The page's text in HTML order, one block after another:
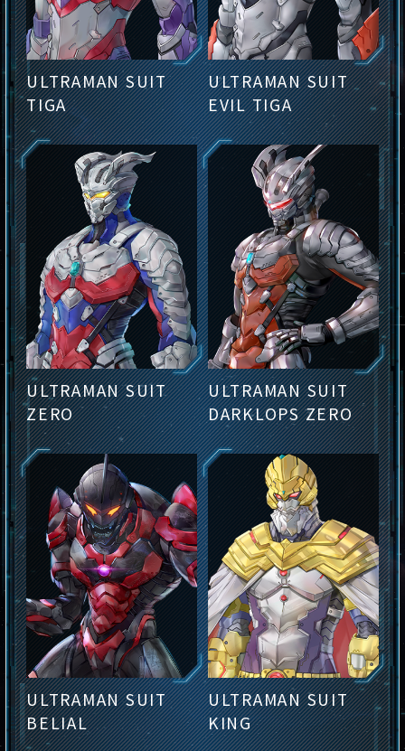
ULTRAMAN SUIT
TIGA
ULTRAMAN SUIT
EVIL TIGA
ULTRAMAN SUIT
ZERO
ULTRAMAN SUIT
DARKLOPS ZERO
ULTRAMAN SUIT
BELIAL
ULTRAMAN SUIT
KING